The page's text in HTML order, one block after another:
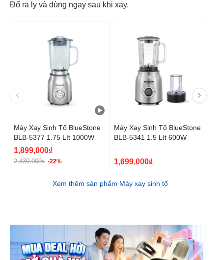
Đổ ra ly và dùng ngay sau khi xay.
Máy Xay Sinh Tố BlueStone
BLB-5377 1.75 Lít 1000W
1,899,000₫
2,439,000₫ -22%
Máy Xay Sinh Tố BlueStone
BLB-5341 1.5 Lít 600W
1,699,000₫
Xem thêm sản phẩm Máy xay sinh tố